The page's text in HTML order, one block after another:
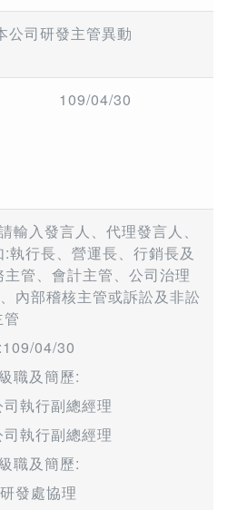
公司研發主管異動
109/04/30
輸入發言人、代理發言人、
執行長、營運長、行銷長及
管、會計主管、公司治理
內部稽核主管或訴訟及非訟
04/30
職及簡歷:
執行副總經理
執行副總經理
職及簡歷:
發處協理